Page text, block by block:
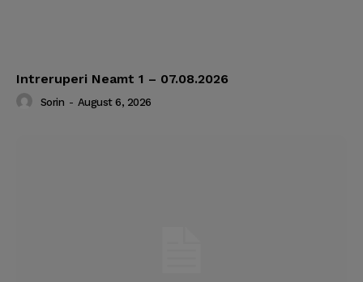
Intreruperi Neamt 1 – 07.08.2026
Sorin - August 6, 2026